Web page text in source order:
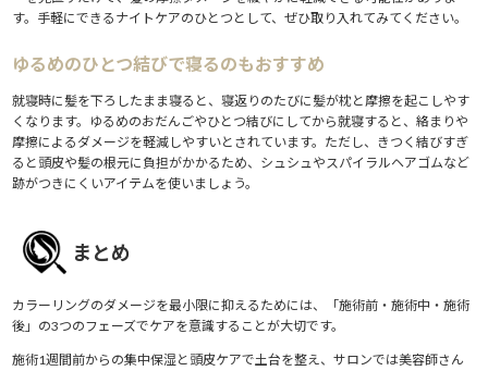
す。手軽にできるナイトケアのひとつとして、ぜひ取り入れてみてください。
ゆるめのひとつ結びで寝るのもおすすめ
就寝時に髪を下ろしたまま寝ると、寝返りのたびに髪が枕と摩擦を起こしやす
くなります。ゆるめのおだんごやひとつ結びにしてから就寝すると、絡まりや
摩擦によるダメージを軽減しやすいとされています。ただし、きつく結びすぎ
ると頭皮や髪の根元に負担がかかるため、シュシュやスパイラルヘアゴムなど
跡がつきにくいアイテムを使いましょう。
まとめ
カラーリングのダメージを最小限に抑えるためには、「施術前・施術中・施術
後」の3つのフェーズでケアを意識することが大切です。
施術1週間前からの集中保湿と頭皮ケアで土台を整え、サロンでは美容師さん